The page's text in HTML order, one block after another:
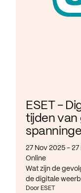
ESET -
tijden van
27 Nov 2025 - 27
Online
Wat zijn de
de digitale
Door ESET